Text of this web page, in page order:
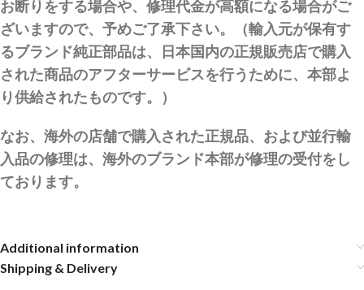
お断りをする場合や、修理代金が高額になる場合がご
ざいますので、予めご了承下さい。（輸入元が保有す
るブランド純正部品は、日本国内の正規販売店で購入
された商品のアフターサービスを行うために、本部よ
り供給されたものです。）
なお、海外の店舗で購入された正規品、および並行輸
入品の修理は、海外のブランド本部が修理の受付をし
ております。
Additional information
Shipping & Delivery